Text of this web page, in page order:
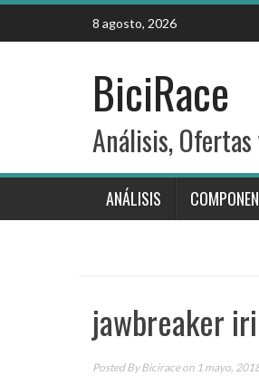
Skip
content
8 agosto, 2026
BiciRace
Análisis,
ANÁLISIS
jawbreaker
Posted ByBiciraceon 1 mayo,